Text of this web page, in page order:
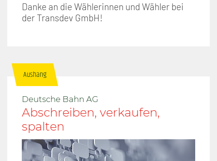
Danke an die Wählerinnen und Wähler bei
der Transdev GmbH!
Aushang
Deutsche Bahn AG
Abschreiben, verkaufen,
spalten